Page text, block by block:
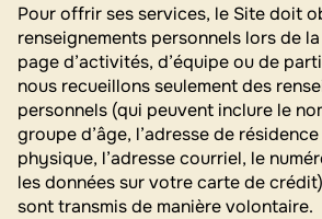
Pour offrir ses services, le Site doit
renseignements personnels lors de
page d’activités, d’équipe ou de
nous recueillons seulement des
personnels (qui peuvent inclure le
groupe d’âge, l’adresse de
physique, l’adresse courriel, le
les données sur votre carte de
sont transmis de manière volontaire.